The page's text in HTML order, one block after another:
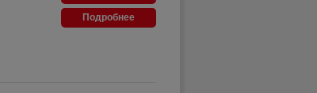
Подробнее